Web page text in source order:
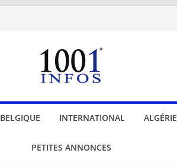
BELGIQUE INTERNATIONAL ALGÉRIE
PETITES ANNONCES